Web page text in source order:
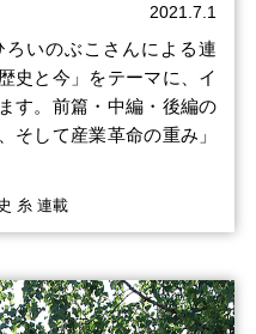
2021.7.1
いのぶこさんによる連
史と今」をテーマに、イ
す。前篇・中編・後編の
そして産業革命の重み」
糸 連載